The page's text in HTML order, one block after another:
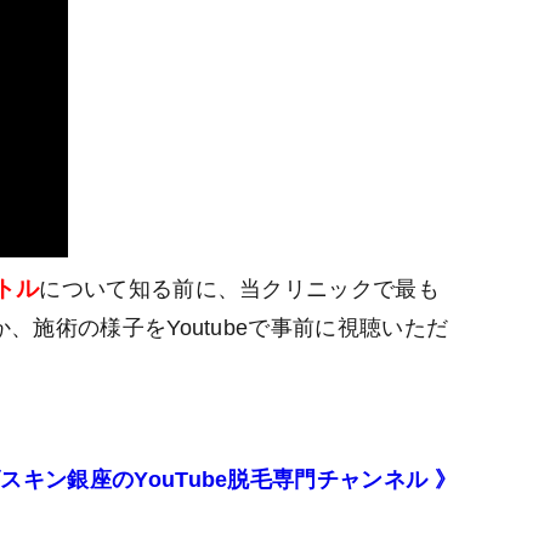
ルについて知る前に、当クリニックで最も
施術の様子をYoutubeで事前に視聴いただ
キン銀座のYouTube脱毛専門チャンネル 》